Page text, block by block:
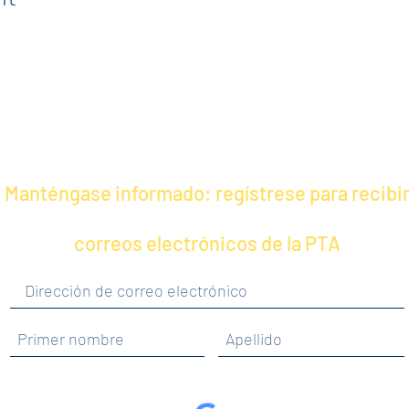
Manténgase informado: regístrese para recibir
correos electrónicos de la PTA